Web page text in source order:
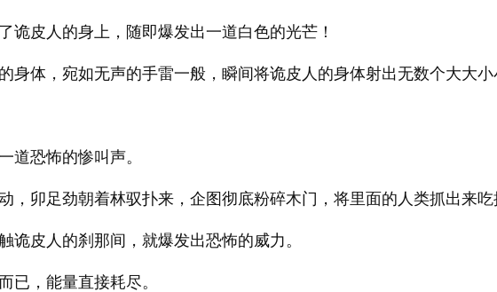
诡皮人的身上，随即爆发出一道白色的光芒！
身体，宛如无声的手雷一般，瞬间将诡皮人的身体射出无数个大大小
道恐怖的惨叫声。
，卯足劲朝着林驭扑来，企图彻底粉碎木门，将里面的人类抓出来吃
诡皮人的刹那间，就爆发出恐怖的威力。
已，能量直接耗尽。